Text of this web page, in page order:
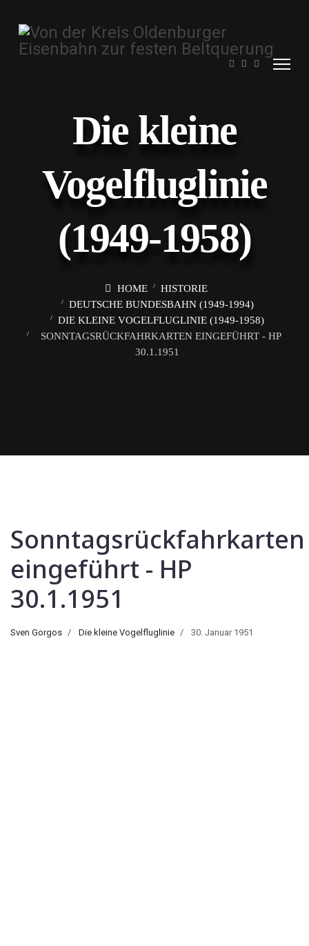
Die kleine
Vogelfluglinie
(1949-1958)
HOME
HISTORIE
DEUTSCHE BUNDESBAHN (1949-1994)
DIE KLEINE VOGELFLUGLINIE (1949-1958)
SONNTAGSRÜCKFAHRKARTEN EINGEFÜHRT - HP
30.1.1951
Sonntagsrückfahrkarten
eingeführt - HP
30.1.1951
Sven Gorgos Die kleine Vogelfluglinie 30. Januar 1951